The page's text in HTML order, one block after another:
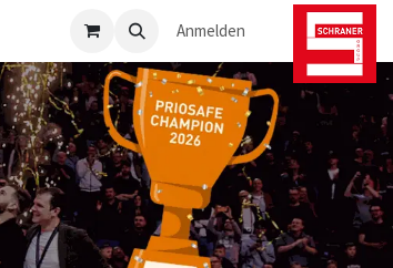
Anmelden